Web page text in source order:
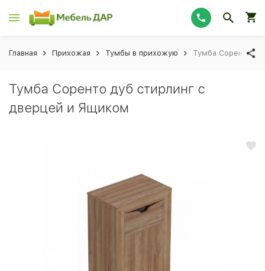
Главная Прихожая Тумбы в прихожую Тумба Соренто
Тумба Соренто дуб стирлинг с
дверцей и Ящиком